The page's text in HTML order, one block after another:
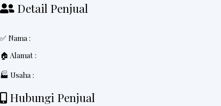
Detail Penjual
✅ Nama :
🏠 Alamat :
🏭 Usaha :
Hubungi Penjual